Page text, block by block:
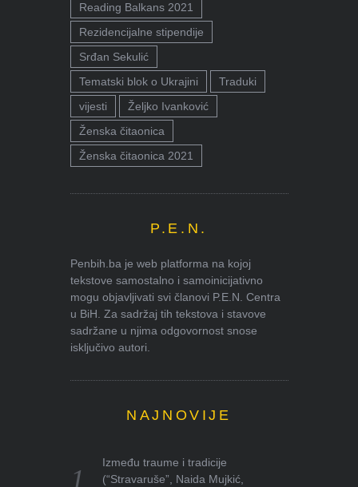
Reading Balkans 2021
Rezidencijalne stipendije
Srđan Sekulić
Tematski blok o Ukrajini
Traduki
vijesti
Željko Ivanković
Ženska čitaonica
Ženska čitaonica 2021
P.E.N.
Penbih.ba je web platforma na kojoj
tekstove samostalno i samoinicijativno
mogu objavljivati svi članovi P.E.N. Centra
u BiH. Za sadržaj tih tekstova i stavove
sadržane u njima odgovornost snose
isključivo autori.
NAJNOVIJE
Između traume i tradicije
(“Stravaruše”, Naida Mujkić,